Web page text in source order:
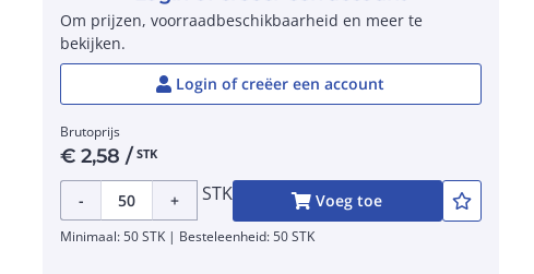
Om prijzen, voorraadbeschikbaarheid en meer te
bekijken.
Login of creëer een account
Brutoprijs
€2,58 / STK
- + STK Voeg toe
Minimaal: 50 STK | Besteleenheid: 50 STK